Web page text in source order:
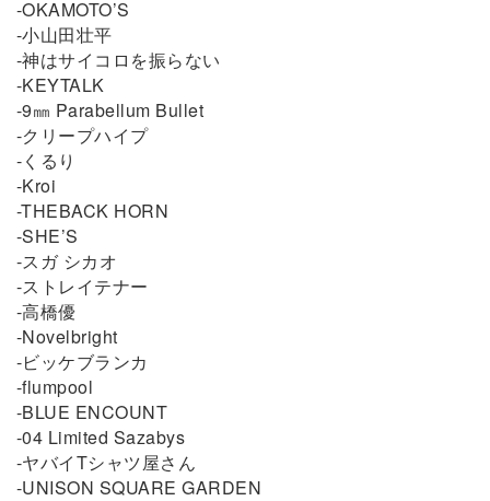
-OKAMOTO’S
-小山田壮平
-神はサイコロを振らない
-KEYTALK
-9㎜ Parabellum Bullet
-クリープハイプ
-くるり
-Kroi
-THEBACK HORN
-SHE’S
-スガ シカオ
-ストレイテナー
-高橋優
-Novelbright
-ビッケブランカ
-flumpool
-BLUE ENCOUNT
-04 Limited Sazabys
-ヤバイTシャツ屋さん
-UNISON SQUARE GARDEN